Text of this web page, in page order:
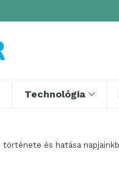
Technológia
és hatása